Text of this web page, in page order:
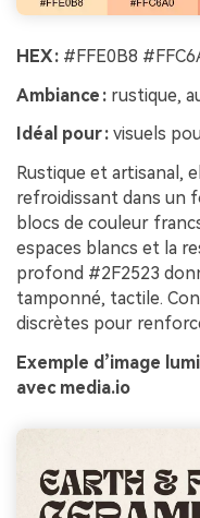
HEX : #FFE0B8
Ambiance : rustique,
Idéal pour : visuels
Rustique et artisanal,
refroidissant dans un
blocs de couleur
espaces blancs et la
profond #2F2523
tamponné, tactile.
discrètes pour
Exemple d’image
avec media.io